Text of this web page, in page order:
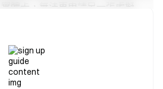
體卡，無法再申請另一張虛擬
的用戶應在 Telegram 上聯繫
領取獎勵。
當、不合法或不公平的行為，包括
帳戶和/或任何其他違規行為，